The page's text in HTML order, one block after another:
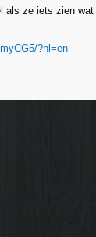
als ze iets zien
?hl=en